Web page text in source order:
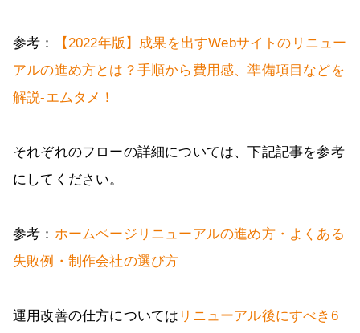
参考：
【2022年版】成果を出すWebサイトのリニュー
アルの進め方とは？手順から費用感、準備項目などを
解説-エムタメ！
それぞれのフローの詳細については、下記記事を参考
にしてください。
参考： ホームページリニューアルの進め方・よくある
失敗例・制作会社の選び方
運用改善の仕方については リニューアル後にすべき6